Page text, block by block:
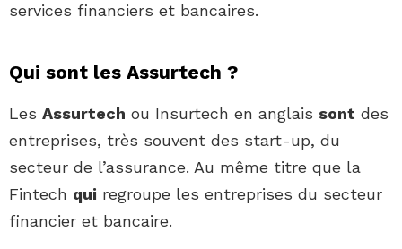
services financiers et bancaires.
Qui sont les Assurtech ?
Les Assurtech ou Insurtech en anglais sont des
entreprises, très souvent des start-up, du
secteur de l’assurance. Au même titre que la
Fintech qui regroupe les entreprises du secteur
financier et bancaire.